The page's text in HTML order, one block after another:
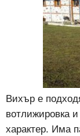
Вихър е
вотлижировка
характер. Има